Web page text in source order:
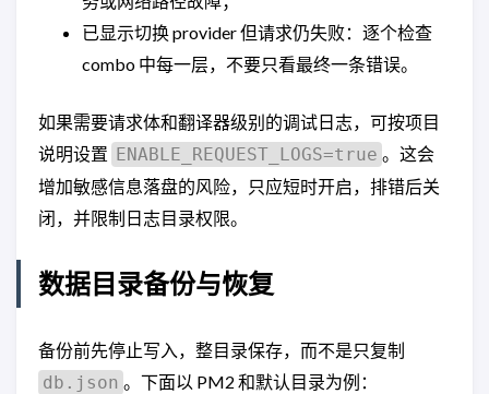
已显示切换 provider 但请求仍失败：逐个检查
combo 中每一层，不要只看最终一条错误。
如果需要请求体和翻译器级别的调试日志，可按项目
说明设置 ENABLE_REQUEST_LOGS=true 。这会
增加敏感信息落盘的风险，只应短时开启，排错后关
闭，并限制日志目录权限。
数据目录备份与恢复
备份前先停止写入，整目录保存，而不是只复制
db.json 。下面以 PM2 和默认目录为例：